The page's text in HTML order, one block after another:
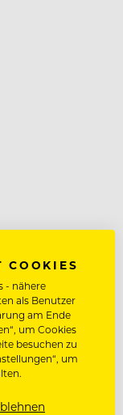
COOKIES
- nähere
als Benutzer
am Ende
um Cookies
besuchen zu
um